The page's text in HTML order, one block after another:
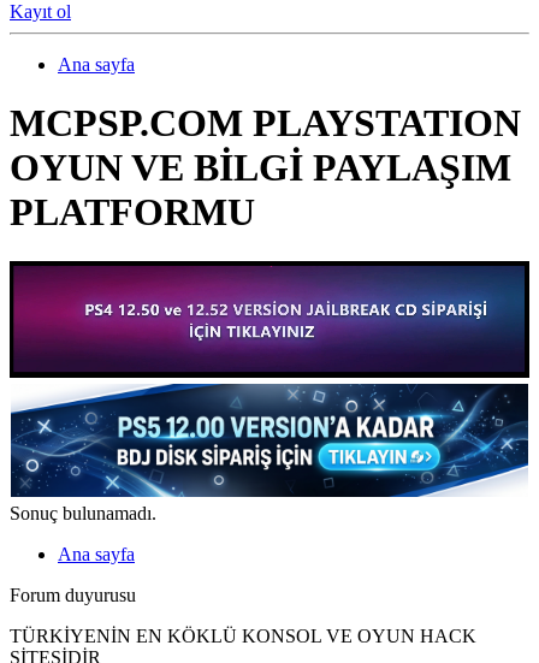
Kayıt ol
Ana sayfa
MCPSP.COM PLAYSTATION
OYUN VE BİLGİ PAYLAŞIM
PLATFORMU
Sonuç bulunamadı.
Ana sayfa
Forum duyurusu
TÜRKİYENİN EN KÖKLÜ KONSOL VE OYUN HACK
SİTESİDİR